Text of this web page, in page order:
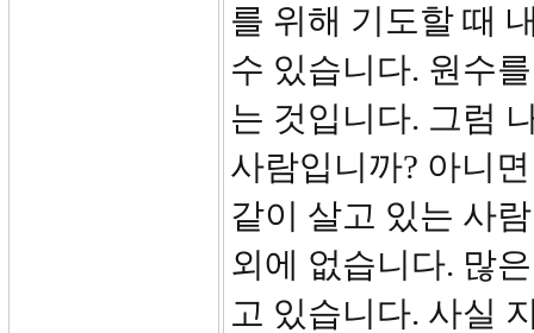
를 위해 기도할 때
수 있습니다. 원수
는 것입니다. 그럼
사람입니까? 아니
같이 살고 있는 사
외에 없습니다. 많
고 있습니다. 사실